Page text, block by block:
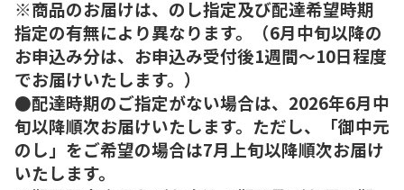
※商品のお届けは、のし指定及び配達希望時期
指定の有無により異なります。（6月中旬以降の
お申込み分は、お申込み受付後1週間～10日程度
でお届けいたします。）
●配達時期のご指定がない場合は、2026年6月中
旬以降順次お届けいたします。ただし、「御中元
のし」をご希望の場合は7月上旬以降順次お届け
いたします。